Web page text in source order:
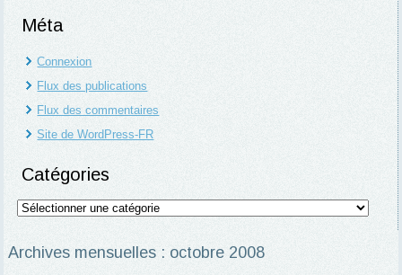
Méta
Connexion
Flux des publications
Flux des commentaires
Site de WordPress-FR
Catégories
Catégories
Archives mensuelles : octobre 2008